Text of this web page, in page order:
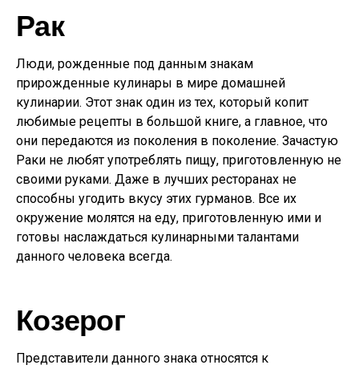
Рак
Люди, рожденные под данным знакам
прирожденные кулинары в мире домашней
кулинарии. Этот знак один из тех, который копит
любимые рецепты в большой книге, а главное, что
они передаются из поколения в поколение. Зачастую
Раки не любят употреблять пищу, приготовленную не
своими руками. Даже в лучших ресторанах не
способны угодить вкусу этих гурманов. Все их
окружение молятся на еду, приготовленную ими и
готовы наслаждаться кулинарными талантами
данного человека всегда.
Козерог
Представители данного знака относятся к